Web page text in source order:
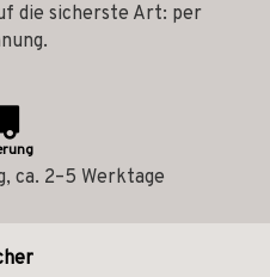
die sicherste Art: per
ca. 2–5 Werktage